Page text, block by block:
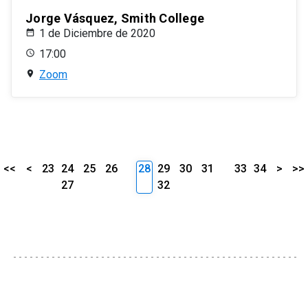
Jorge Vásquez, Smith College
1 de Diciembre de 2020
17:00
Zoom
<< < 23 24 25
26
27
28 29 30
31
32
33 34 > >>